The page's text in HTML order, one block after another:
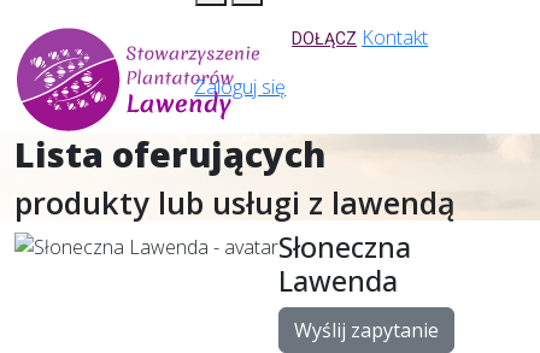
DOŁĄCZ Kontakt
Zaloguj się
Lista oferujących
produkty lub usługi z lawendą
Słoneczna
Lawenda
Wyślij zapytanie